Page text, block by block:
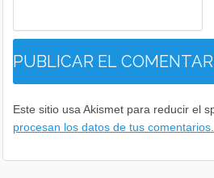
Este sitio usa Akismet para reducir el
procesan los datos de tus comentarios.